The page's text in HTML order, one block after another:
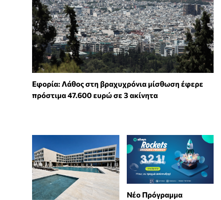
Εφορία: Λάθος στη βραχυχρόνια μίσθωση έφερε
πρόστιμα 47.600 ευρώ σε 3 ακίνητα
Νέο Πρόγραμμα